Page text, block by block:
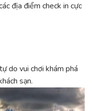
địa điểm check in cực
do vui chơi khám phá
sạn.